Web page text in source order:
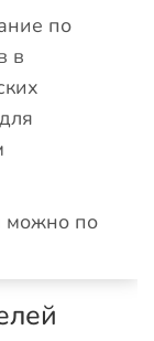
по
в
можно по